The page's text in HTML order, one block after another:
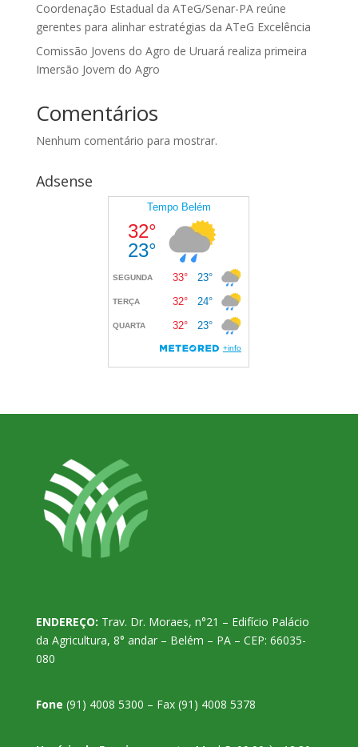
Coordenação Estadual da ATeG/Senar-PA reúne
gerentes para alinhar estratégias da ATeG Excelência
Comissão Jovens do Agro de Uruará realiza primeira
Imersão Jovem do Agro
Comentários
Nenhum comentário para mostrar.
Adsense
ENDEREÇO: Trav. Dr. Moraes, n°21 – Edifício Palácio
da Agricultura, 8° andar – Belém – PA – CEP: 66035-
080
Fone (91) 4008 5300 – Fax (91) 4008 5378